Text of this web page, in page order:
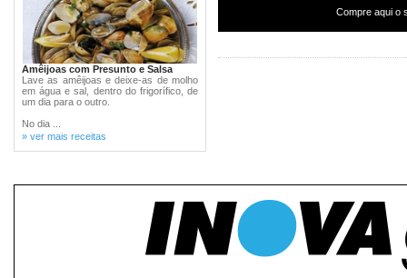
Amêijoas com Presunto e Salsa
Lave as amêijoas e deixe-as de molho
em água e sal, dentro do frigorífico, de
um dia para o outro.
No dia ...
» ver mais receitas
Compre aqui o